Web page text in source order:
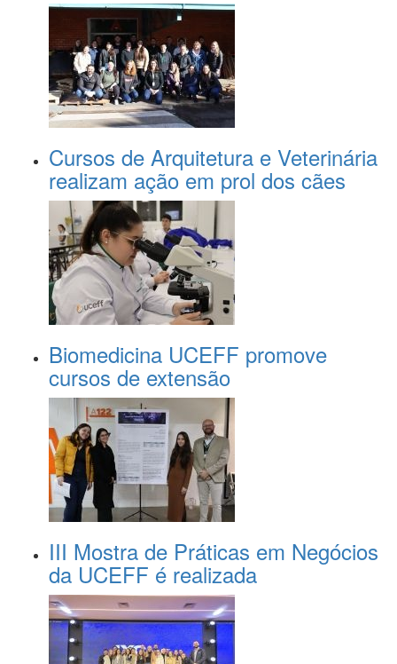
Cursos de Arquitetura e Veterinária
realizam ação em prol dos cães
Biomedicina UCEFF promove
cursos de extensão
III Mostra de Práticas em Negócios
da UCEFF é realizada